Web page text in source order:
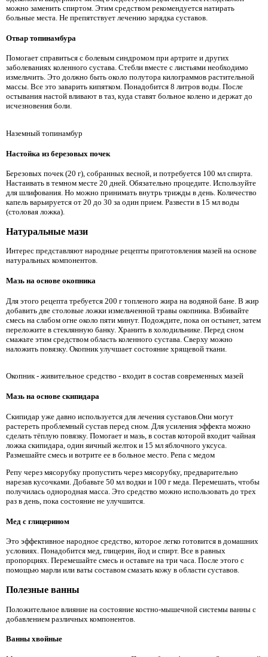
можно заменить спиртом. Этим средством рекомендуется натирать
больные места. Не препятствует лечению зарядка суставов.
Отвар топинамбура
Помогает справиться с болевым синдромом при артрите и других
заболеваниях коленного сустава. Стебли вместе с листьями необходимо
измельчить. Это должно быть около полутора килограммов растительной
массы. Все это заварить кипятком. Понадобится 8 литров воды. После
остывания настой вливают в таз, куда ставят больное колено и держат до
исчезновения боли.
Наземный топинамбур
Настойка из березовых почек
Березовых почек (20 г), собранных весной, и потребуется 100 мл спирта.
Настаивать в темном месте 20 дней. Обязательно процедите. Используйте
для шлифования. Но можно принимать внутрь трижды в день. Количество
капель варьируется от 20 до 30 за один прием. Развести в 15 мл воды
(столовая ложка).
Натуральные мази
Интерес представляют народные рецепты приготовления мазей на основе
натуральных компонентов.
Мазь на основе окопника
Для этого рецепта требуется 200 г топленого жира на водяной бане. В жир
добавить две столовые ложки измельченной травы окопника. Взбивайте
смесь на слабом огне около пяти минут. Подождите, пока он остынет, затем
переложите в стеклянную банку. Хранить в холодильнике. Перед сном
смажьте этим средством область коленного сустава. Сверху можно
наложить повязку. Окопник улучшает состояние хрящевой ткани.
Окопник - живительное средство - входит в состав современных мазей
Мазь на основе скипидара
Скипидар уже давно используется для лечения суставов.Они могут
растереть проблемный сустав перед сном. Для усиления эффекта можно
сделать тёплую повязку. Помогает и мазь, в состав которой входит чайная
ложка скипидара, один яичный желток и 15 мл яблочного уксуса.
Размешайте смесь и вотрите ее в больное место. Репа с медом
Репу через мясорубку пропустить через мясорубку, предварительно
нарезав кусочками. Добавьте 50 мл водки и 100 г меда. Перемешать, чтобы
получилась однородная масса. Это средство можно использовать до трех
раз в день, пока состояние не улучшится.
Мед с глицерином
Это эффективное народное средство, которое легко готовится в домашних
условиях. Понадобится мед, глицерин, йод и спирт. Все в равных
пропорциях. Перемешайте смесь и оставьте на три часа. После этого с
помощью марли или ваты составом смазать кожу в области суставов.
Полезные ванны
Положительное влияние на состояние костно-мышечной системы ванны с
добавлением различных компонентов.
Ванны хвойные